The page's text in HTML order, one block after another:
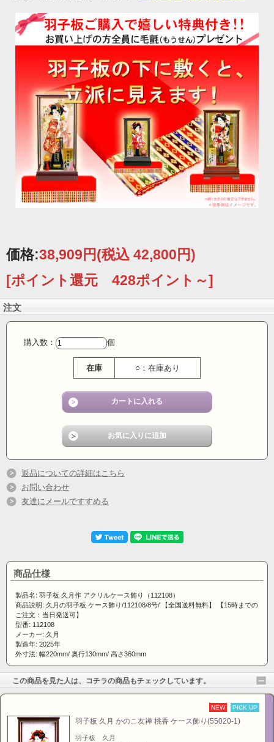
価格:38,909円(税込 42,800円)
[ポイント還元 428ポイント～]
注文
購入数： 個
在庫 ○：在庫あり
返品についての詳細はこちら
お問い合わせ
友達にメールですすめる
商品仕様
製品名: 羽子板 久月作 アクリルケース飾り（112108）
商品説明: 久月の羽子板 ケース飾り/112108/8号/ 【全国送料無料】 【15時までの
ご注文：当日発送可】
型番: 112108
メーカー: 久月
製造年: 2025年
外寸法: 幅220mm/ 奥行130mm/ 高さ360mm
この商品を見た人は、コチラの商品もチェックしています。
NEW PICK UP
羽子板 久月 かのこ友禅 桃香 ケース飾り(55020-1)
羽子板 久月